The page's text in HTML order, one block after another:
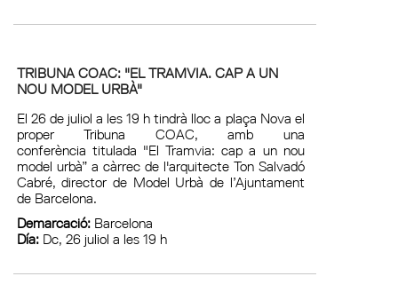
TRIBUNA COAC: "EL TRAMVIA. CAP A UN
NOU MODEL URBÀ"
El 26 de juliol a les 19 h tindrà lloc a plaça Nova el
proper Tribuna COAC, amb una
conferència titulada "El Tramvia: cap a un nou
model urbà” a càrrec de l'arquitecte Ton Salvadó
Cabré, director de Model Urbà de l’Ajuntament
de Barcelona.
Demarcació: Barcelona
Día: Dc, 26 juliol a les 19 h